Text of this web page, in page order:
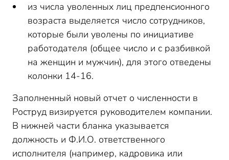
из числа уволенных лиц предпенсионного
возраста выделяется число сотрудников,
которые были уволены по инициативе
работодателя (общее число и с разбивкой
на женщин и мужчин), для этого отведены
колонки 14-16.
Заполненный новый отчет о численности в
Роструд визируется руководителем компании.
В нижней части бланка указывается
должность и Ф.И.О. ответственного
исполнителя (например, кадровика или